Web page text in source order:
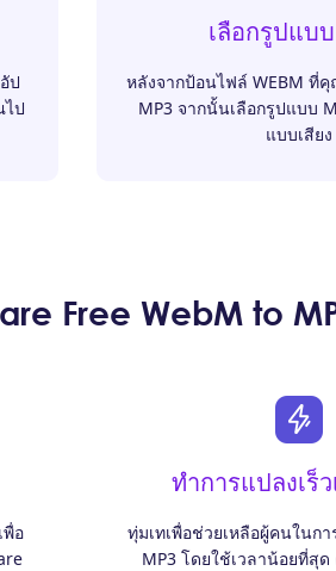
ป
ป
เลือกรูปแบ
หลังจากป้อนไฟล์ WEBM ที่
MP3 จากนั้นเลือกรูปแบบ
แบบเสียง
Free WebM to
พื่อ
ทำการแปลงเร็
ทุ่มเทเพื่อช่วยเหลือผู้คนในก
MP3 โดยใช้เวลาน้อยที่สุ